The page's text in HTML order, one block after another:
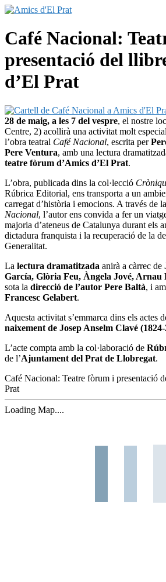
Skip
content
Amics
d'El
Prat
Associació
seixantenària
la finalitat de
fer poble des
de la unió de
Café Nacional:
presentació del
d’El Prat
28 de maig, a les 7 del vespre, el nostre
Centre, 2) acollirà una activitat molt
l’obra teatral Café Nacional, escrita per
Pere Ventura, amb una lectura
teatre fòrum d’Amics d’El Prat.
L’obra, publicada dins la col·lecció
Rúbrica Editorial, ens transporta a un
carregat d’història i emocions. A través de
Nacional, l’autor ens convida a fer un
majoria d’ateneus de Catalunya durant els
dictadura franquista i la recuperació de la
Generalitat.
La lectura dramatitzada anirà a càrrec de
García, Glòria Feu, Àngela Jové, Arnau
sota la direcció de l’autor Pere Baltà, i
Francesc Gelabert.
Aquesta activitat s’emmarca dins els actes
naixement de Josep Anselm Clavé
L’acte compta amb la col·laboració de
de l’Ajuntament del Prat de Llobregat.
Café Nacional: Teatre fòrum i presentació
Prat
Loading Map....